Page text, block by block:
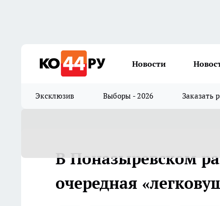
Новости
Эксклюзив Выборы - 2026 Заказать
В Поназыревском
очередная